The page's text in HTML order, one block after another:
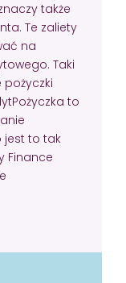
także
Te zaliety
na
Taki
to
jest to tak
Finance